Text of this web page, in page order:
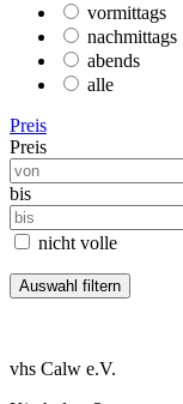
vormittags
nachmittags
abends
alle
Preis
Preis
bis
nicht volle
vhs Calw e.V.